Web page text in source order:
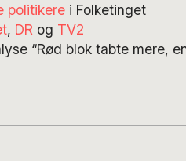
politikerei Folketinget
, DR og TV2
“Rød blok tabte mere,